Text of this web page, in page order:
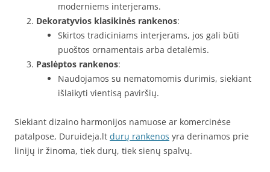
moderniems interjerams.
Dekoratyvios klasikinės rankenos:
Skirtos tradiciniams interjerams, jos gali būti
puoštos ornamentais arba detalėmis.
Paslėptos rankenos:
Naudojamos su nematomomis durimis, siekiant
išlaikyti vientisą paviršių.
Siekiant dizaino harmonijos namuose ar komercinėse
patalpose, Duruideja.lt durų rankenos yra derinamos prie
linijų ir žinoma, tiek durų, tiek sienų spalvų.